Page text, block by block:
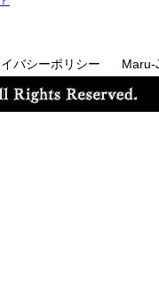
バシーポリシー Maru-